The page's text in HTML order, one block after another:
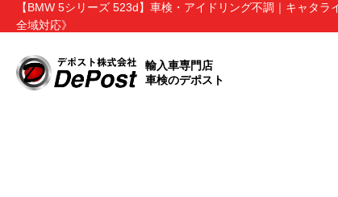
【BMW 5シリーズ 523d】車検・アイドリング不調｜キャタ
全域対応》
輸入車専門店
車検のデポスト